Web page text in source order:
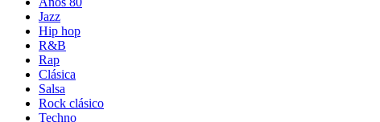
Jazz
Hip hop
R&B
Rap
Clásica
Salsa
Rock clásico
Techno